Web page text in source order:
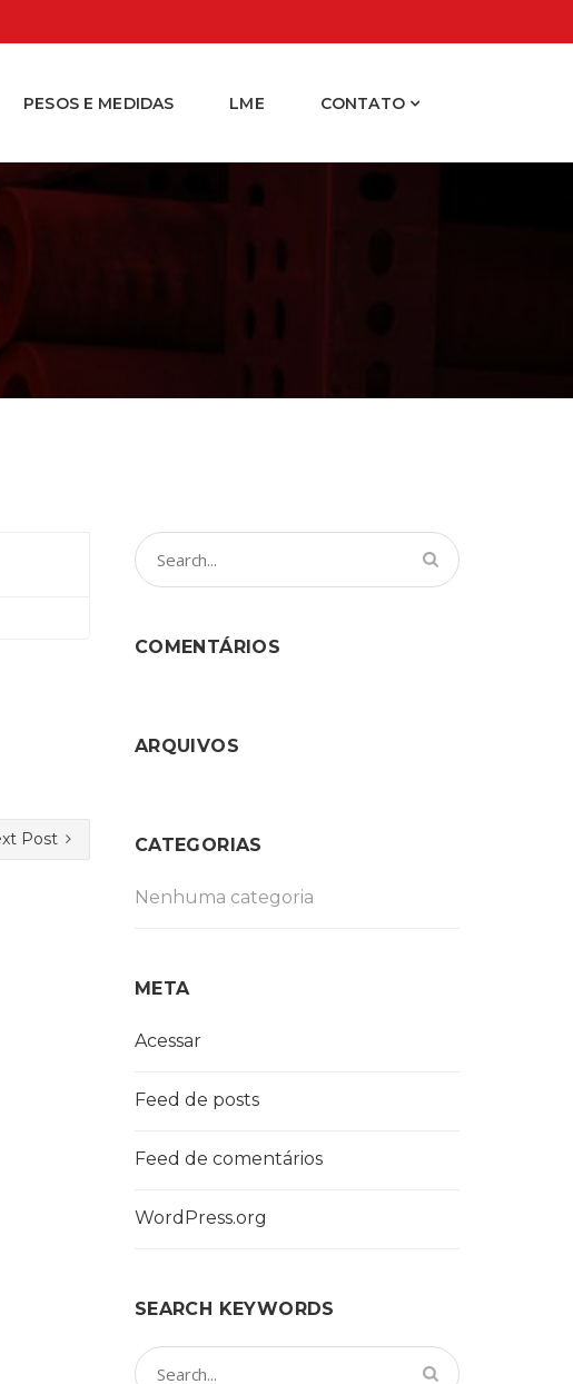
PESOS E MEDIDAS LME CONTATO
Post
COMENTÁRIOS
ARQUIVOS
CATEGORIAS
Nenhuma categoria
META
Acessar
Feed de posts
Feed de comentários
WordPress.org
SEARCH KEYWORDS